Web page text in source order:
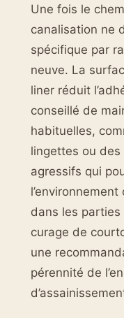
Une fois le
canalisation ne
spécifique par
neuve. La
liner réduit
conseillé de
habituelles,
lingettes ou
agressifs qui
dans les
curage de
une
pérennité de